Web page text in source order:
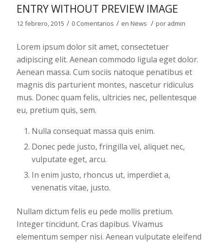
ENTRY WITHOUT PREVIEW IMAGE
12 febrero, 2015 / 0 Comentarios / en News / por admin
Lorem ipsum dolor sit amet, consectetuer
adipiscing elit. Aenean commodo ligula eget dolor.
Aenean massa. Cum sociis natoque penatibus et
magnis dis parturient montes, nascetur ridiculus
mus. Donec quam felis, ultricies nec, pellentesque
eu, pretium quis, sem.
Nulla consequat massa quis enim.
Donec pede justo, fringilla vel, aliquet nec,
vulputate eget, arcu.
In enim justo, rhoncus ut, imperdiet a,
venenatis vitae, justo.
Nullam dictum felis eu pede mollis pretium.
Integer tincidunt. Cras dapibus. Vivamus
elementum semper nisi. Aenean vulputate eleifend